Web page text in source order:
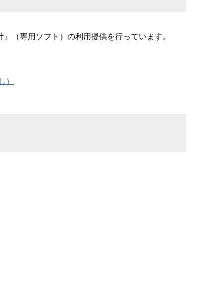
専用ソフト）の利用提供を行っています。